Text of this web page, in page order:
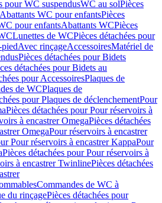
pour WC suspendusWC au solPièces
Abattants WC pour enfantsPièces
pour enfantsAbattants WCPièces
Lunettes de WCPièces détachées pour
Avec rinçageAccessoiresMatériel de
Pièces détachées pour Bidets
détachées pour Bidets au
pour AccessoiresPlaques de
de WCPlaques de
pour Plaques de déclenchementPour
Pièces détachées pour Pour réservoirs à
à encastrer OmegaPièces détachées
OmegaPour réservoirs à encastrer
Pour réservoirs à encastrer KappaPour
Pièces détachées pour Pour réservoirs à
à encastrer TwinlinePièces détachées
Commandes de WC à
du rinçagePièces détachées pour